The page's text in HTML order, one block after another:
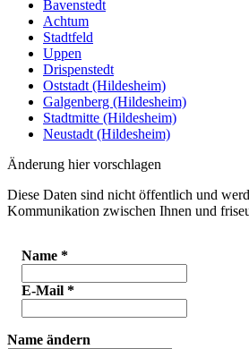
Bavenstedt
Achtum
Stadtfeld
Uppen
Drispenstedt
Oststadt (Hildesheim)
Galgenberg (Hildesheim)
Stadtmitte (Hildesheim)
Neustadt (Hildesheim)
Änderung hier vorschlagen
Diese Daten sind nicht öffentlich und
Kommunikation zwischen Ihnen und
Name *
E-Mail *
Name ändern